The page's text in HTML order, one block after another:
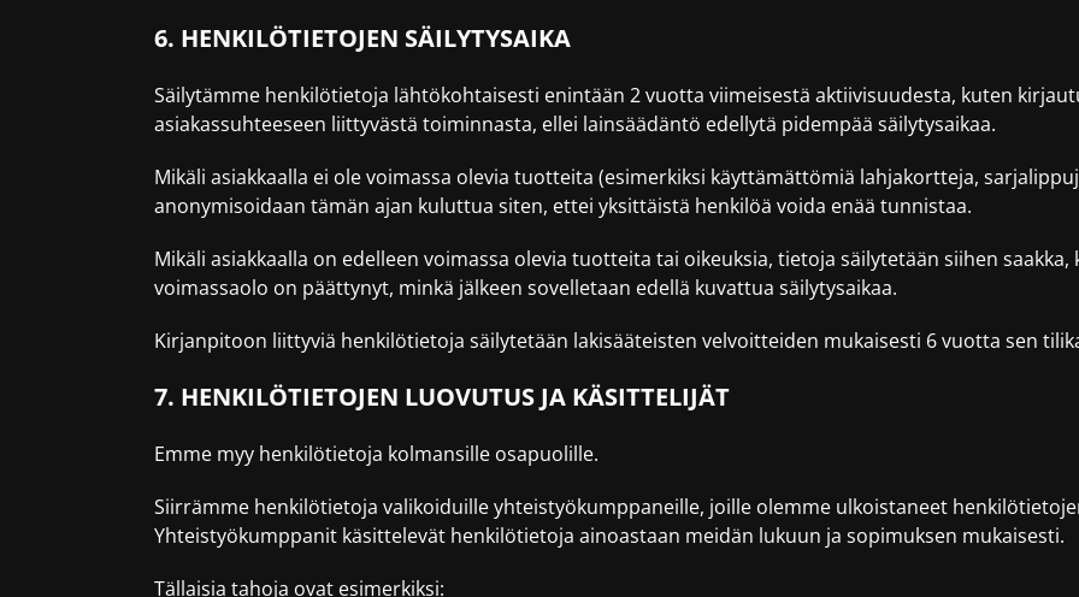
6. HENKILÖTIETOJEN SÄILYTYSAIKA
Säilytämme henkilötietoja lähtökohtaisesti enintään 2 vuotta viimeisestä aktiivisuudesta, kuten
asiakassuhteeseen liittyvästä toiminnasta, ellei lainsäädäntö edellytä pidempää säilytysaikaa.
Mikäli asiakkaalla ei ole voimassa olevia tuotteita (esimerkiksi käyttämättömiä lahjakortteja,
anonymisoidaan tämän ajan kuluttua siten, ettei yksittäistä henkilöä voida enää tunnistaa.
Mikäli asiakkaalla on edelleen voimassa olevia tuotteita tai oikeuksia, tietoja säilytetään siihen
voimassaolo on päättynyt, minkä jälkeen sovelletaan edellä kuvattua säilytysaikaa.
Kirjanpitoon liittyviä henkilötietoja säilytetään lakisääteisten velvoitteiden mukaisesti 6 vuotta sen
7. HENKILÖTIETOJEN LUOVUTUS JA KÄSITTELIJÄT
Emme myy henkilötietoja kolmansille osapuolille.
Siirrämme henkilötietoja valikoiduille yhteistyökumppaneille, joille olemme ulkoistaneet
Yhteistyökumppanit käsittelevät henkilötietoja ainoastaan meidän lukuun ja sopimuksen mukaisesti.
Tällaisia tahoja ovat esimerkiksi: